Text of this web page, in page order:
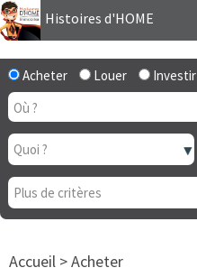
Histoires d'HOME
Acheter Louer Investir
Accueil >Acheter